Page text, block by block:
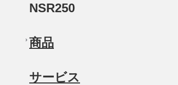
NSR250
商品
サービス